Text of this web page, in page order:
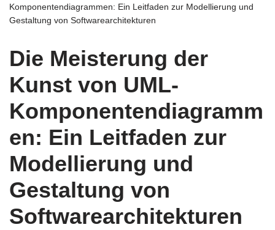
Komponentendiagrammen: Ein Leitfaden zur Modellierung und
Gestaltung von Softwarearchitekturen
Die Meisterung der
Kunst von UML-
Komponentendiagramm
en: Ein Leitfaden zur
Modellierung und
Gestaltung von
Softwarearchitekturen